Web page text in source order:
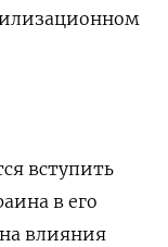
вступить
в его
влияния